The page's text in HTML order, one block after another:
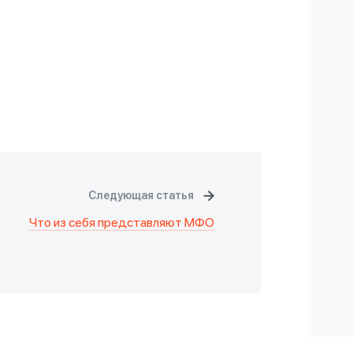
Следующая статья
Что из себя представляют МФО